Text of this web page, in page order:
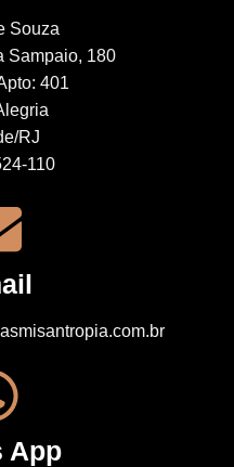
Souza
Sampaio, 180
401
RJ
110
App